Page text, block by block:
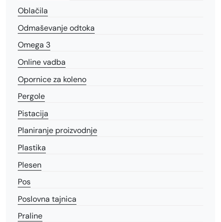
Oblačila
Odmaševanje odtoka
Omega 3
Online vadba
Opornice za koleno
Pergole
Pistacija
Planiranje proizvodnje
Plastika
Plesen
Pos
Poslovna tajnica
Praline